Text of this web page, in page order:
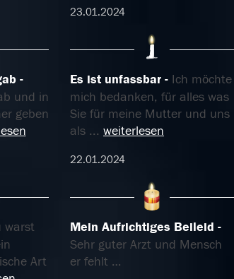
23.01.2024
und in
geben
Es ist unfassbar
Ich möchte
mich bedanken, für alles was
Sie für meine Mutter und uns
als ... weiterlesen
22.01.2024
warst
Art
Mein Aufrichtiges Beileid
Sehr guter Arzt und Mensch
er fehlt …